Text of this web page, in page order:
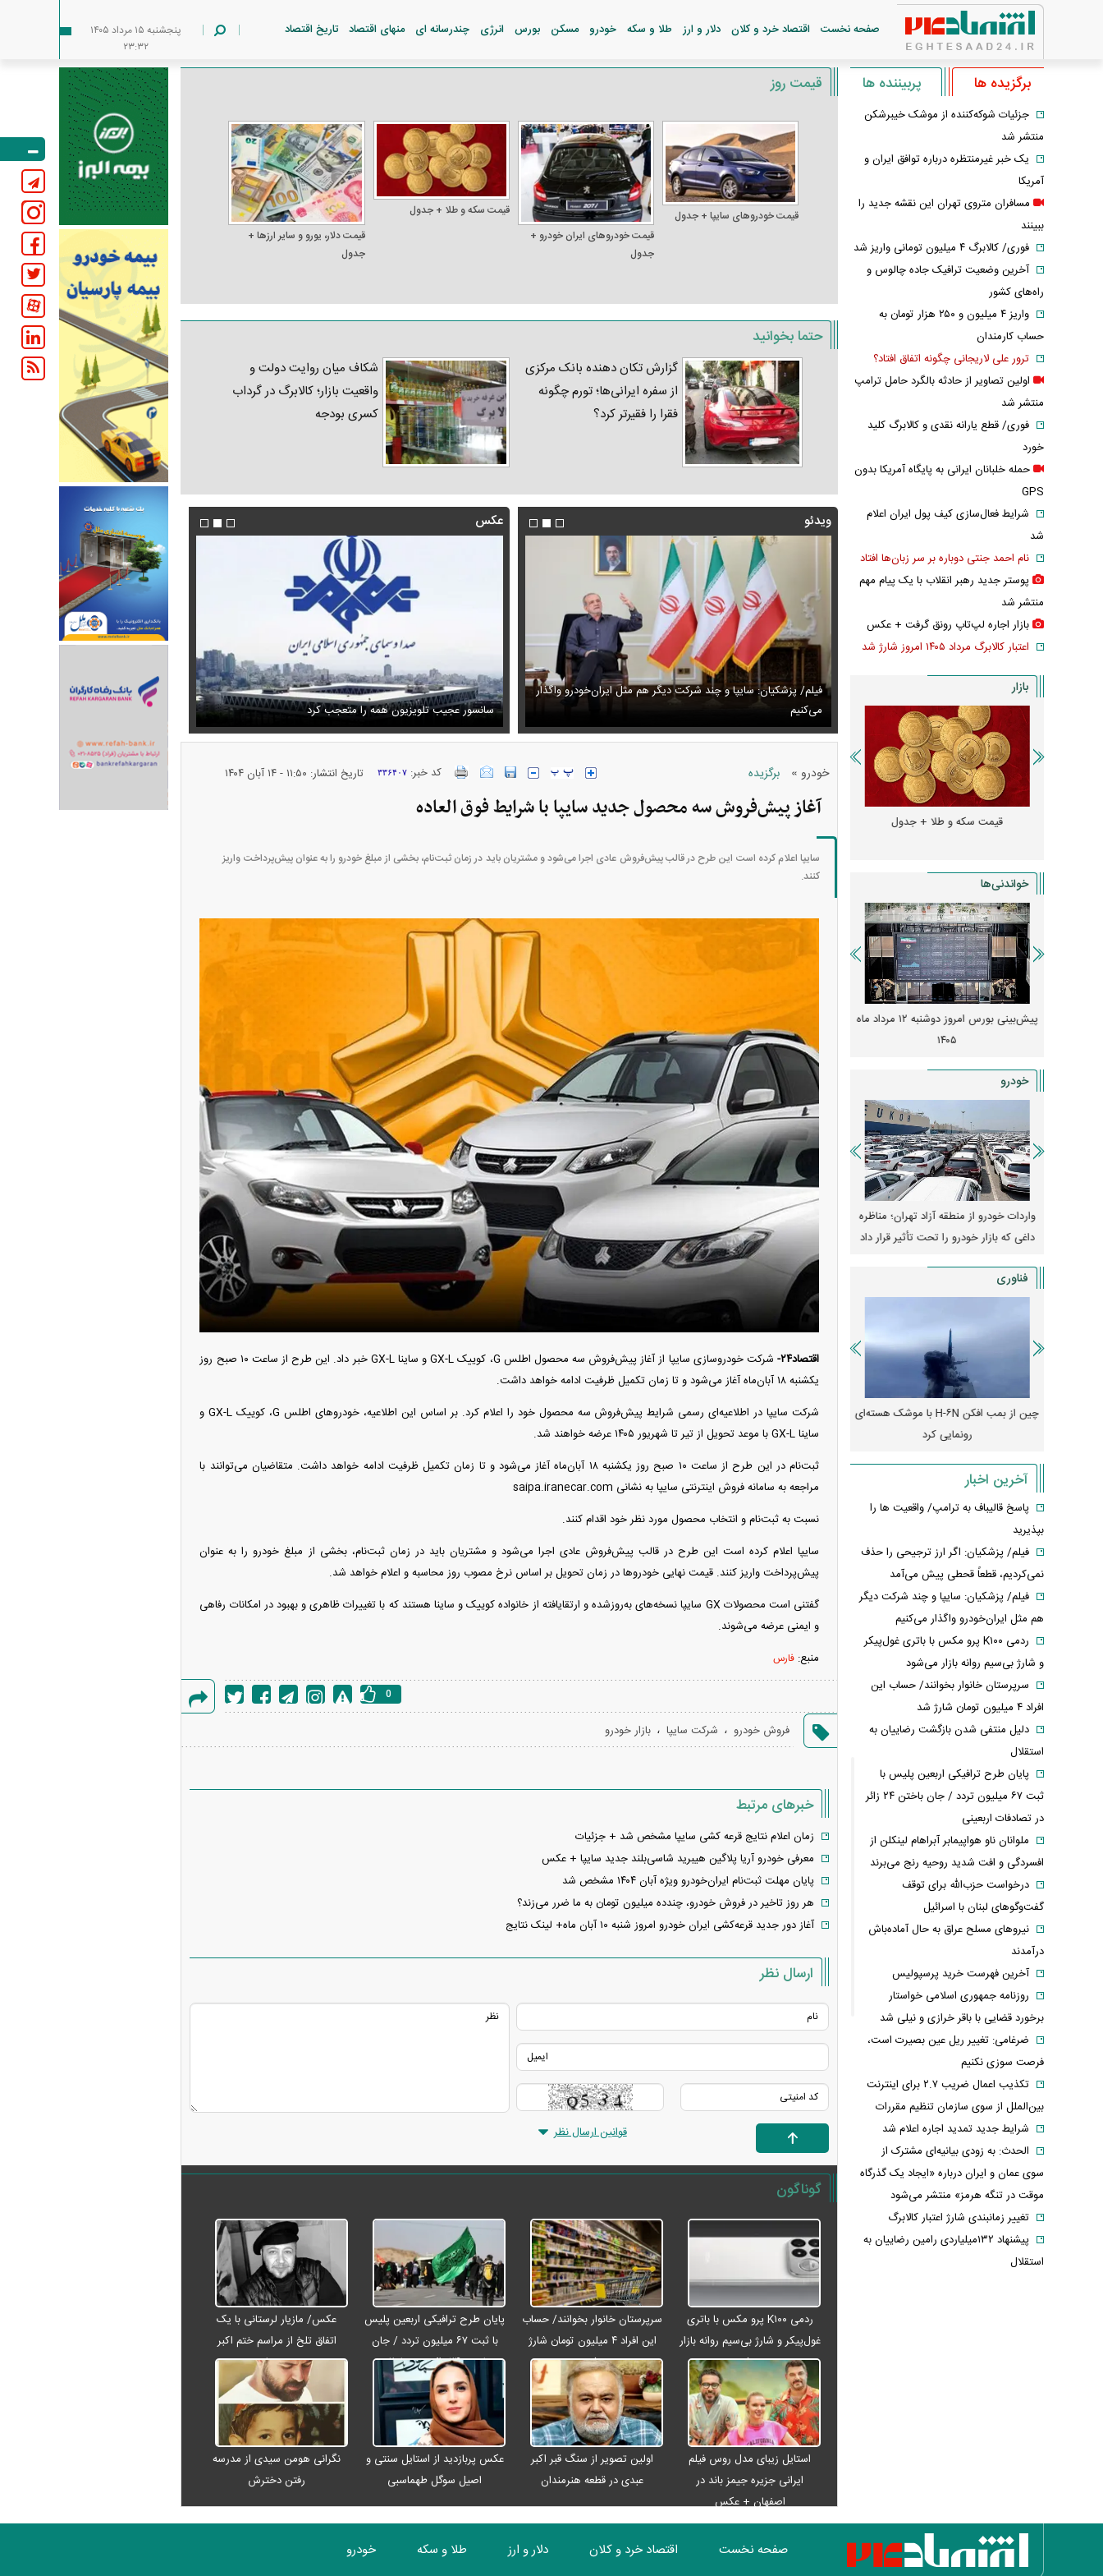
صفحه نخست اقتصاد خرد و کلان دلار و ارز طلا و سکه خودرو مسکن بورس انرژی چندرسانه ای منهای اقتصاد تاریخ اقتصاد
پنجشنبه ۱۵ مرداد ۱۴۰۵
۲۳:۳۲
قیمت روز
قیمت خودرو‌های سایپا + جدول
قیمت خودرو‌های ایران خودرو +
جدول
قیمت سکه و طلا + جدول
قیمت دلار، یورو و سایر ارز‌ها +
جدول
حتما بخوانید
گزارش تکان‌ دهنده بانک مرکزی
از سفره ایرانی‌ها؛ تورم چگونه
فقرا را فقیرتر کرد؟
شکاف میان روایت دولت و
واقعیت بازار؛ کالابرگ در گرداب
کسری بودجه
ویدئو
اگر ارز ترجیحی را حذف نمی‌کردیم، قطعاً قحطی
فیلم/ پزشکیان: سایپا و چند شرکت دیگر هم مثل ایران‌خودرو واگذار
می‌کنیم
حمله خلبانان ایرانی به پایگاه آمریکا بدون GPS
فیلم/ پزشکیان: اگر ارز ترجیحی را حذف
پیش می‌آمد
عکس
جدید صابر ابر در فضای مجازی پربازدید شد عکس دیده‌نشده ظل‌السلطنه نوه ناصرالدین شاه در لباس دامادی سانسور عجیب تلویزیون همه را متعجب کرد استایل جدید صابر ابر در فضای مجازی
خودرو » برگزیده کد خبر:۳۳۶۴۰۷ تاریخ انتشار: ۱۱:۵۰ - ۱۴ آبان ۱۴۰۴
آغاز پیش‌فروش سه محصول جدید سایپا با شرایط فوق العاده
سایپا اعلام کرده است این طرح در قالب پیش‌فروش عادی اجرا می‌شود و مشتریان باید در زمان ثبت‌نام، بخشی از مبلغ خودرو را به عنوان پیش‌پرداخت واریز
کنند.
اقتصاد۲۴-
شرکت خودروسازی سایپا از آغاز پیش‌فروش سه محصول اطلس G، کوییک GX-L و ساینا GX-L خبر داد. این طرح از ساعت ۱۰ صبح روز
یکشنبه ۱۸ آبان‌ماه آغاز می‌شود و تا زمان تکمیل ظرفیت ادامه خواهد داشت.
شرکت سایپا در اطلاعیه‌ای رسمی شرایط پیش‌فروش سه محصول خود را اعلام کرد. بر اساس این اطلاعیه، خودرو‌های اطلس G، کوییک GX-L و
ساینا GX-L با موعد تحویل از تیر تا شهریور ۱۴۰۵ عرضه خواهند شد.
ثبت‌نام در این طرح از ساعت ۱۰ صبح روز یکشنبه ۱۸ آبان‌ماه آغاز می‌شود و تا زمان تکمیل ظرفیت ادامه خواهد داشت. متقاضیان می‌توانند با
مراجعه به سامانه فروش اینترنتی سایپا به نشانی saipa.iranecar.com
نسبت به ثبت‌نام و انتخاب محصول مورد نظر خود اقدام کنند.
سایپا اعلام کرده است این طرح در قالب پیش‌فروش عادی اجرا می‌شود و مشتریان باید در زمان ثبت‌نام، بخشی از مبلغ خودرو را به عنوان
پیش‌پرداخت واریز کنند. قیمت نهایی خودرو‌ها در زمان تحویل بر اساس نرخ مصوب روز محاسبه و اعلام خواهد شد.
گفتنی است محصولات GX سایپا نسخه‌های به‌روزشده و ارتقایافته از خانواده کوییک و ساینا هستند که با تغییرات ظاهری و بهبود در امکانات رفاهی
و ایمنی عرضه می‌شوند.
منبع: فارس
گزارش
0
فروش خودرو ، شرکت سایپا ، بازار خودرو
خبرهای مرتبط
زمان اعلام نتایج قرعه کشی سایپا مشخص شد + جزئیات
معرفی خودرو آریا پلاگین هیبرید شاسی‌بلند جدید سایپا + عکس
پایان مهلت ثبت‌نام ایران‌خودرو ویژه آبان ۱۴۰۴ مشخص شد
هر روز تاخیر در فروش خودرو، چندده میلیون تومان به ما ضرر می‌زند؟
آغاز دور جدید قرعه‌کشی ایران خودرو امروز شنبه ۱۰ آبان‌ ماه+ لینک نتایج
ارسال نظر
قوانین ارسال نظر
گوناگون
ردمی K۱۰۰ پرو مکس با باتری
غول‌پیکر و شارژ بی‌سیم روانه بازار
می‌شود
سرپرستان خانوار بخوانند/ حساب
این افراد ۴ میلیون تومان شارژ
شد
پایان طرح ترافیکی اربعین پلیس
با ثبت ۶۷ میلیون تردد / جان
باختن ۲۴ زائر در تصادفات
اربعینی
عکس/ مازیار لرستانی با یک
اتفاق تلخ از مراسم ختم اکبر
عبدی رفت
استایل زیبای مدل روس فیلم
ایرانی جزیره جیمز باند در
اصفهان + عکس
اولین تصویر از سنگ قبر اکبر
عبدی در قطعه هنرمندان
عکس پربازدید از استایل سنتی و
اصیل سوگل طهماسبی
نگرانی هومن سیدی از مدرسه
رفتن دخترش
برگزیده ها پربیننده ها
جزئیات شوکه‌کننده از موشک خیبرشکن
منتشر شد
یک خبر غیرمنتظره درباره توافق ایران و
آمریکا
مسافران متروی تهران این نقشه جدید را
ببینند
فوری/ کالابرگ ۴ میلیون تومانی واریز شد
آخرین وضعیت ترافیک جاده چالوس و
راه‌های کشور
واریز ۴ میلیون و ۲۵۰ هزار تومان به
حساب کارمندان
ترور علی لاریجانی چگونه اتفاق افتاد؟
اولین تصاویر از حادثه بالگرد حامل ترامپ
منتشر شد
فوری/ قطع یارانه نقدی و کالابرگ کلید
خورد
حمله خلبانان ایرانی به پایگاه آمریکا بدون
GPS
شرایط فعال‌سازی کیف پول ایران اعلام
شد
نام احمد جنتی دوباره بر سر زبان‌ها افتاد
پوستر جدید رهبر انقلاب با یک پیام مهم
منتشر شد
بازار اجاره لپ‌تاپ رونق گرفت + عکس
اعتبار کالابرگ مرداد ۱۴۰۵ امروز شارژ شد
بازار
قیمت سکه و طلا + جدول قیمت دلار، یورو و سایر ارز‌ها + جدول قیمت خودرو‌های ایران خودرو + جدول
خواندنی‌ها
پیش‌بینی بورس امروز دوشنبه ۱۲ مرداد ماه
۱۴۰۵
زنگ خطر انباشت نیاز در بازار مسکن؛ فنر
قیمت‌ها فشرده شده
کارنامه مردود محسن پاک‌ نژاد؛ از افت شدید
درآمد ارزی تا بازی با عزل و نصب‌ها
۱۴۰۵
خودرو
واردات خودرو از منطقه آزاد تهران؛ مناظره
داغی که بازار خودرو را تحت تأثیر قرار داد
قیمت خودرو وارد فاز جدید شد/ اولین
واکنش بازار به تحولات سیاسی + جدول
هجوم خودروسازان چینی به اروپا؛ آیا
کارخانه‌های بحران‌زده نجات پیدا می‌کنند؟
واردات خودرو از منطقه آزاد تهران؛ مناظره
داغی که بازار خودرو را تحت تأثیر قرار داد
فناوری
چین از بمب افکن H-۶N با موشک هسته‌ای
رونمایی کرد
پهپاد رهگیر یا موشک پدافند؛ قدرت تهدید
کدامیک بیشتر است؟
رونمایی از پوکو M ۸ پاور با باتری ۸۰۰۰
میلی‌آمپرساعتی
چین از بمب افکن H-۶N با موشک هسته‌ای
آخرین اخبار
پاسخ قالیباف به ترامپ/ واقعیت ها را
بپذیرید
فیلم/ پزشکیان: اگر ارز ترجیحی را حذف
نمی‌کردیم، قطعاً قحطی پیش می‌آمد
فیلم/ پزشکیان: سایپا و چند شرکت دیگر
هم مثل ایران‌خودرو واگذار می‌کنیم
ردمی K۱۰۰ پرو مکس با باتری غول‌پیکر
و شارژ بی‌سیم روانه بازار می‌شود
سرپرستان خانوار بخوانند/ حساب این
افراد ۴ میلیون تومان شارژ شد
دلیل منتفی شدن بازگشت رضاییان به
استقلال
پایان طرح ترافیکی اربعین پلیس با
ثبت ۶۷ میلیون تردد / جان باختن ۲۴ زائر
در تصادفات اربعینی
ملوانان ناو هواپیمابر آبراهام لینکلن از
افسردگی و افت شدید روحیه رنج می‌برند
درخواست حزب‌الله برای توقف
گفت‌وگوهای لبنان با اسرائیل
نیروهای مسلح عراق به حال آماده‌باش
درآمدند
آخرین فهرست خرید پرسپولیس
روزنامه جمهوری اسلامی خواستار
برخورد قضایی با باقر خرازی و نیلی شد
ضرغامی: تغییر ریل عین بصیرت است،
فرصت سوزی نکنیم
تکذیب اعمال ضریب ۲.۷ برای اینترنت
بین‌الملل از سوی سازمان تنظیم مقررات
شرایط جدید تمدید اجاره اعلام شد
الحدث: به زودی بیانیه‌ای مشترک از
سوی عمان و ایران درباره «ایجاد یک گذرگاه
موقت در تنگه هرمز» منتشر می‌شود
تغییر زمانبندی‌ شارژ اعتبار کالابرگ
پیشنهاد ۱۳۲میلیاردی رامین رضاییان به
استقلال
شرط جدید بازنشستگی اعلام شد؛ چه
کسانی باید بیشتر کار کنند؟
صفحه نخست اقتصاد خرد و کلان دلار و ارز طلا و سکه خودرو